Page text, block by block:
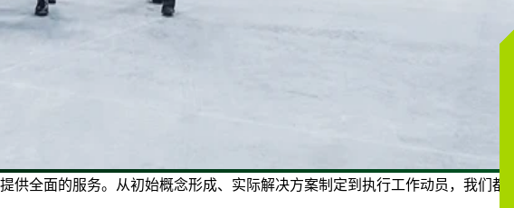
全面的服务。从初始概念形成、实际解决方案制定到执行工作动员，我们都